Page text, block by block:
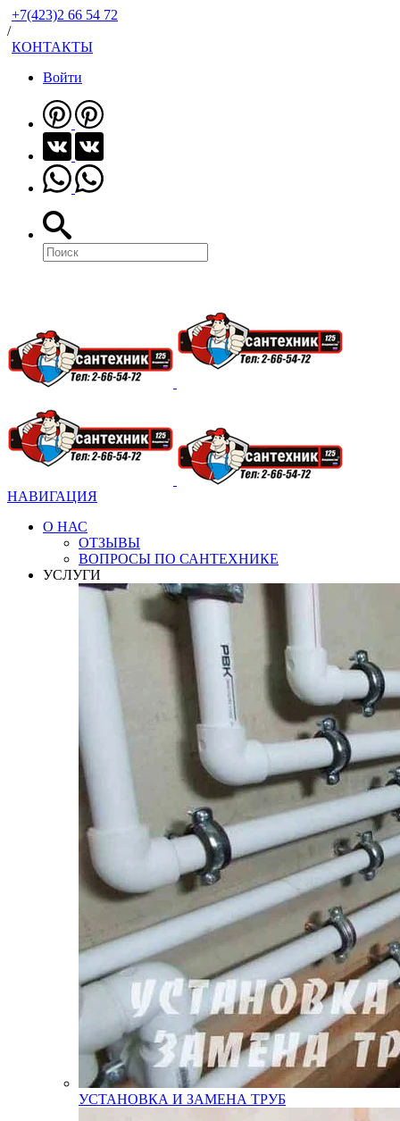
+7(423)2 66 54 72
/
КОНТАКТЫ
Войти
НАВИГАЦИЯ
О НАС
ОТЗЫВЫ
ВОПРОСЫ ПО САНТЕХНИКЕ
УСЛУГИ
УСТАНОВКА И ЗАМЕНА ТРУБ